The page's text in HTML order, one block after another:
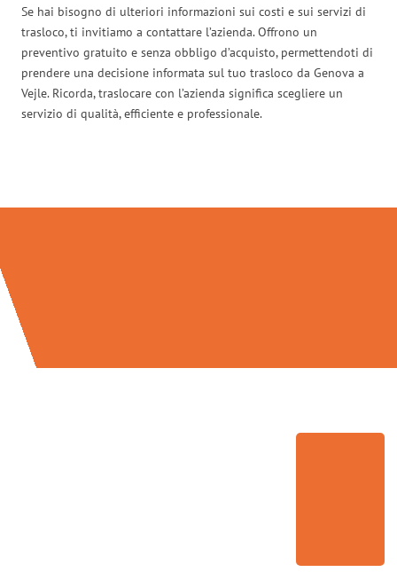
Se hai bisogno di ulteriori informazioni sui costi e sui servizi di
trasloco, ti invitiamo a contattare l’azienda. Offrono un
preventivo gratuito e senza obbligo d’acquisto, permettendoti di
prendere una decisione informata sul tuo trasloco da Genova a
Vejle. Ricorda, traslocare con l’azienda significa scegliere un
servizio di qualità, efficiente e professionale.